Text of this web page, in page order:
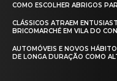
COMO ESCOLHER ABRIGOS
CLÁSSICOS ATRAEM
BRICOMARCHÉ EM VILA DO
AUTOMÓVEIS E NOVOS
DE LONGA DURAÇÃO COMO